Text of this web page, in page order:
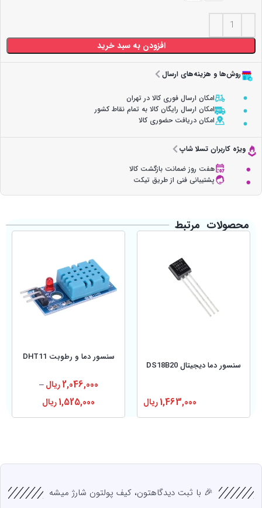
افزودن به سبد خرید
روش‌ها و هزینه‌های ارسال
امکان ارسال فوری کالا در تهران
امکان ارسال رایگان کالا به تمام نقاط کشور
امکان دریافت حضوری کالا
ویژه کاربران تسلا شاپ
هفت روز ضمانت بازگشت کالا
پشتیبانی فنی از طریق تیکت
محصولات مرتبط
سنسور دما دیجیتال DS18B20
1,463,000ریال
سنسور دما و رطوبت DHT11
2,046,000ریال–
1,525,000ریال
🎉 با ثبت دیدگاهتون، کیف پولتون شارژ میشه